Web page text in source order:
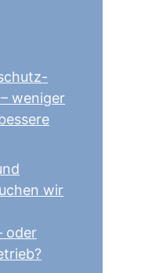
weniger
wir
oder